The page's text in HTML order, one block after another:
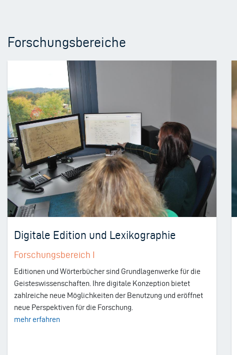
Forschungsbereiche
Digitale Edition und Lexikographie
Forschungsbereich I
Editionen und Wörterbücher sind Grundlagenwerke für die
Geisteswissenschaften. Ihre digitale Konzeption bietet
zahlreiche neue Möglichkeiten der Benutzung und eröffnet
neue Perspektiven für die Forschung.
mehr erfahren